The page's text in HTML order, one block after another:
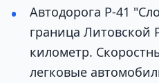
Автодорога Р-41
граница Литовской
километр.
легковые